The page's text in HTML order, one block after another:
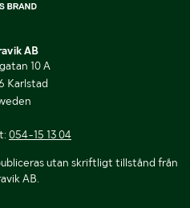
AB
10 A
Karlstad
054-15 13 04
utan skriftligt tillstånd från
AB.